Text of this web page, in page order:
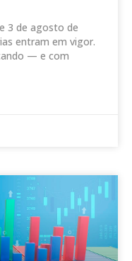
3 de agosto de
entram em vigor.
— e com